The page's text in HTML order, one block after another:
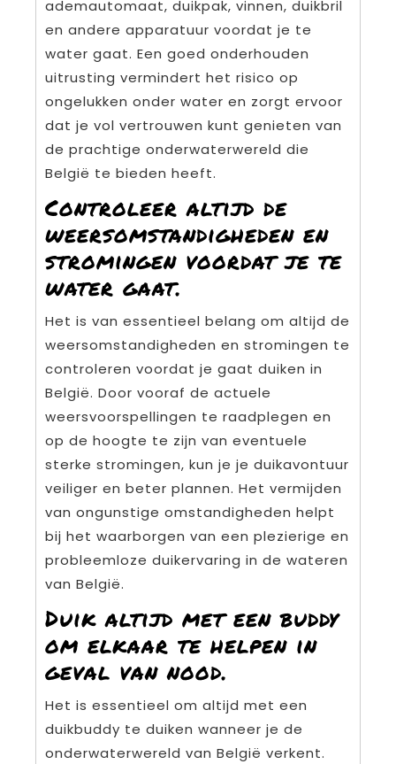
ademautomaat, duikpak, vinnen, duikbril
en andere apparatuur voordat je te
water gaat. Een goed onderhouden
uitrusting vermindert het risico op
ongelukken onder water en zorgt ervoor
dat je vol vertrouwen kunt genieten van
de prachtige onderwaterwereld die
België te bieden heeft.
Controleer altijd de
weersomstandigheden en
stromingen voordat je te
water gaat.
Het is van essentieel belang om altijd de
weersomstandigheden en stromingen te
controleren voordat je gaat duiken in
België. Door vooraf de actuele
weersvoorspellingen te raadplegen en
op de hoogte te zijn van eventuele
sterke stromingen, kun je je duikavontuur
veiliger en beter plannen. Het vermijden
van ongunstige omstandigheden helpt
bij het waarborgen van een plezierige en
probleemloze duikervaring in de wateren
van België.
Duik altijd met een buddy
om elkaar te helpen in
geval van nood.
Het is essentieel om altijd met een
duikbuddy te duiken wanneer je de
onderwaterwereld van België verkent.